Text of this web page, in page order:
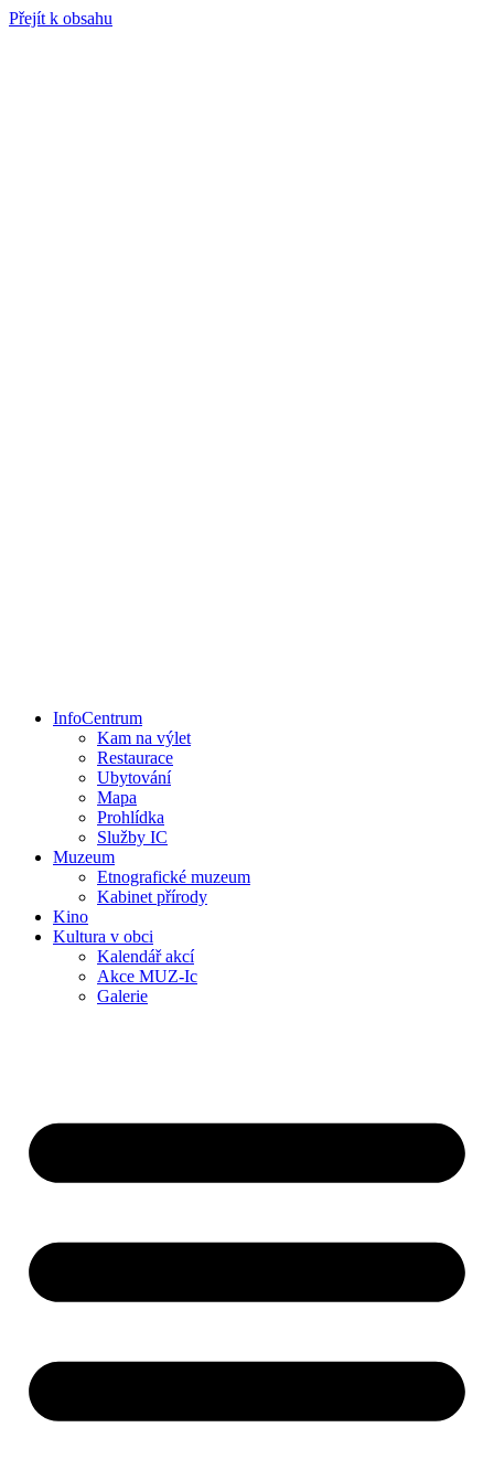
Přejít k obsahu
InfoCentrum
Kam na výlet
Restaurace
Ubytování
Mapa
Prohlídka
Služby IC
Muzeum
Etnografické muzeum
Kabinet přírody
Kino
Kultura v obci
Kalendář akcí
Akce MUZ-Ic​
Galerie